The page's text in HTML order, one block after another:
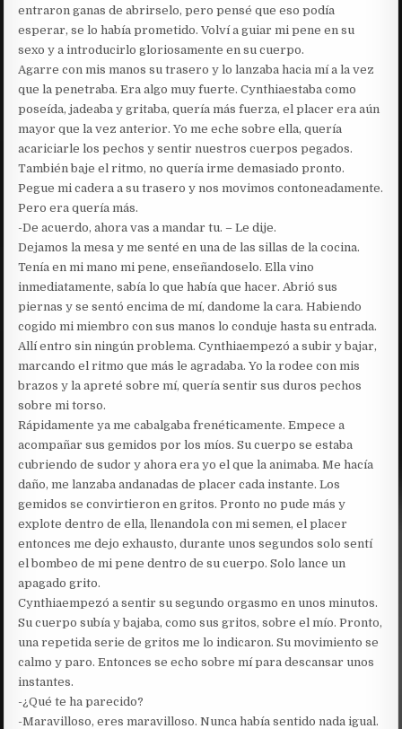
entraron ganas de abrirselo, pero pensé que eso podía
esperar, se lo había prometido. Volví a guiar mi pene en su
sexo y a introducirlo gloriosamente en su cuerpo.
Agarre con mis manos su trasero y lo lanzaba hacia mí a la vez
que la penetraba. Era algo muy fuerte. Cynthiaestaba como
poseída, jadeaba y gritaba, quería más fuerza, el placer era aún
mayor que la vez anterior. Yo me eche sobre ella, quería
acariciarle los pechos y sentir nuestros cuerpos pegados.
También baje el ritmo, no quería irme demasiado pronto.
Pegue mi cadera a su trasero y nos movimos contoneadamente.
Pero era quería más.
-De acuerdo, ahora vas a mandar tu. – Le dije.
Dejamos la mesa y me senté en una de las sillas de la cocina.
Tenía en mi mano mi pene, enseñandoselo. Ella vino
inmediatamente, sabía lo que había que hacer. Abrió sus
piernas y se sentó encima de mí, dandome la cara. Habiendo
cogido mi miembro con sus manos lo conduje hasta su entrada.
Allí entro sin ningún problema. Cynthiaempezó a subir y bajar,
marcando el ritmo que más le agradaba. Yo la rodee con mis
brazos y la apreté sobre mí, quería sentir sus duros pechos
sobre mi torso.
Rápidamente ya me cabalgaba frenéticamente. Empece a
acompañar sus gemidos por los míos. Su cuerpo se estaba
cubriendo de sudor y ahora era yo el que la animaba. Me hacía
daño, me lanzaba andanadas de placer cada instante. Los
gemidos se convirtieron en gritos. Pronto no pude más y
explote dentro de ella, llenandola con mi semen, el placer
entonces me dejo exhausto, durante unos segundos solo sentí
el bombeo de mi pene dentro de su cuerpo. Solo lance un
apagado grito.
Cynthiaempezó a sentir su segundo orgasmo en unos minutos.
Su cuerpo subía y bajaba, como sus gritos, sobre el mío. Pronto,
una repetida serie de gritos me lo indicaron. Su movimiento se
calmo y paro. Entonces se echo sobre mí para descansar unos
instantes.
-¿Qué te ha parecido?
-Maravilloso, eres maravilloso. Nunca había sentido nada igual.